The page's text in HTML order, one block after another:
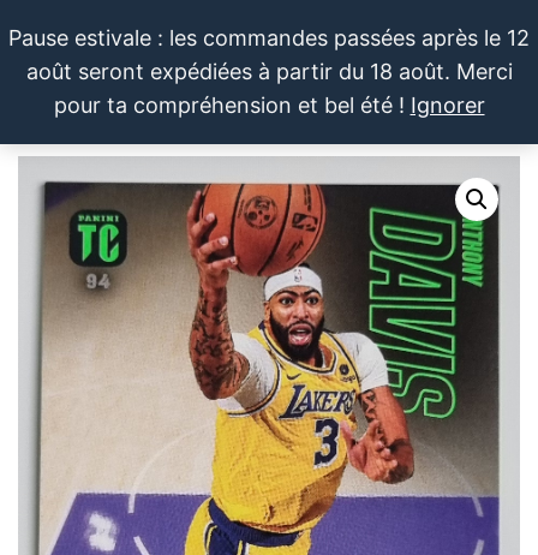
au
contenu
Pause estivale : les commandes passées après le 12
août seront expédiées à partir du 18 août. Merci
pour ta compréhension et bel été ! Ignorer
LE SPORTIF
DU
DIMANCHE®
Cartes
et
produits
autour
du
sport et
de la
pop
culture